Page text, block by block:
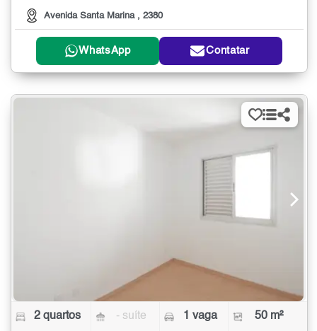
Avenida Santa Marina , 2380
WhatsApp Contatar
2 quartos - suíte 1 vaga 50 m²